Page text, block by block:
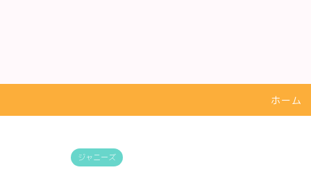
ホーム
ジャニーズ